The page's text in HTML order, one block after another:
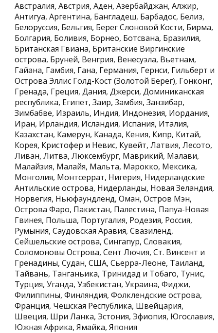
Австралия, Австрия, Аден, Азербайджан, Алжир,
Антигуа, Аргентина, Бангладеш, Барбадос, Белиз,
Белоруссия, Бельгия, Берег Слоновой Кости, Бирма,
Болгария, Боливия, Борнео, Ботсвана, Бразилия,
Британская Гвиана, Британские Виргинские
острова, Бруней, Венгрия, Венесуэла, Вьетнам,
Гайана, Гамбия, Гана, Германия, Гернси, Гильберт и
Острова Эллис Голд-Кост (Золотой Берег), Гонконг,
Гренада, Греция, Дания, Джерси, Доминиканская
республика, Египет, Заир, Замбия, Занзибар,
Зимбабве, Израиль, Индия, Индонезия, Иордания,
Иран, Ирландия, Исландия, Испания, Италия,
Казахстан, Камерун, Канада, Кения, Кипр, Китай,
Корея, Кристофер и Невис, Кувейт, Латвия, Лесото,
Ливан, Литва, Люксембург, Маврикий, Малави,
Малайзия, Малайя, Мальта, Марокко, Мексика,
Монголия, Монтсеррат, Нигерия, Нидерландские
Антильские острова, Нидерланды, Новая Зеландия,
Норвегия, Ньюфаундленд, Оман, Остров Мэн,
Острова Фаро, Пакистан, Палестина, Папуа-Новая
Гвинея, Польша, Португалия, Родезия, Россия,
Румыния, Саудовская Аравия, Свазиленд,
Сейшельские острова, Сингапур, Словакия,
Соломоновы Острова, Сент Лючия, Ст. Винсент и
Гренадины, Судан, США, Сьерра-Леоне, Таиланд,
Тайвань, Танганьика, Тринидад и Тобаго, Тунис,
Турция, Уганда, Узбекистан, Украина, Фиджи,
Филиппины, Финляндия, Фолклендские острова,
Франция, Чешская Республика, Швейцария,
Швеция, Шри Ланка, Эстония, Эфиопия, Югославия,
Южная Африка, Ямайка, Япония